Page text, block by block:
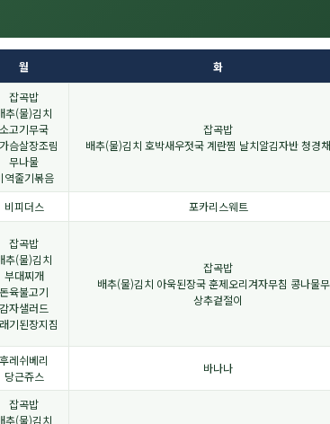
월 화
잡곡밥
추(물)김치
소고기무국
슴살장조림
무나물
역줄기볶음
잡곡밥
배추(물)김치 호박새우젓국 계란찜 날치알김자반 청경
비피더스 포카리스웨트
잡곡밥
추(물)김치
부대찌개
돈육불고기
감자샐러드
기된장지짐
잡곡밥
배추(물)김치 아욱된장국 훈제오리겨자무침 콩나물
상추겉절이
후레쉬베리
당근쥬스
바나나
잡곡밥
추(물)김치